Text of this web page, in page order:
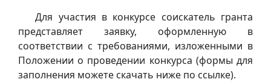
Для участия в конкурсе соискатель гранта
представляет заявку, оформленную в
соответствии с требованиями, изложенными в
Положении о проведении конкурса (формы для
заполнения можете скачать ниже по ссылке).